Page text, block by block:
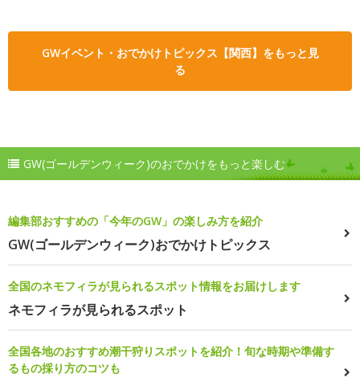
GWイベント・おでかけトピックス【関西】をもっと見
る
GW(ゴールデンウィーク)のおでかけをもっと楽しむ
編集部おすすめの「今年のGW」の楽しみ方を紹介
GW(ゴールデンウィーク)おでかけトピックス
全国のネモフィラが見られるスポット情報をお届けします
ネモフィラが見られるスポット
全国各地のおすすめ潮干狩りスポットを紹介！旬な時期や準備す
るもの採り方のコツも